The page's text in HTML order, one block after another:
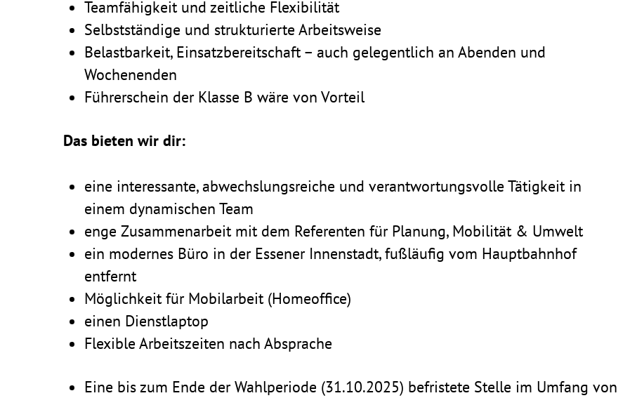
Team­fä­hig­keit und zeit­liche Flexibilität
Selbst­stän­dige und struk­tu­rierte Arbeitsweise
Belast­bar­keit, Einsatz­be­reit­schaft – auch gele­gent­lich an Abenden und
Wochenenden
Führer­schein der Klasse B wäre von Vorteil
Das bieten wir dir:
eine inter­es­sante, abwechs­lungs­reiche und verant­wor­tungs­volle Tätig­keit in
einem dyna­mi­schen Team
enge Zusam­men­ar­beit mit dem Refe­renten für Planung, Mobi­lität & Umwelt
ein modernes Büro in der Essener Innen­stadt, fußläufig vom Haupt­bahnhof
entfernt
Möglich­keit für Mobil­ar­beit (Home­of­fice)
einen Dienst­laptop
Flexible Arbeits­zeiten nach Absprache
Eine bis zum Ende der Wahl­pe­riode (31.10.2025) befris­tete Stelle im Umfang von